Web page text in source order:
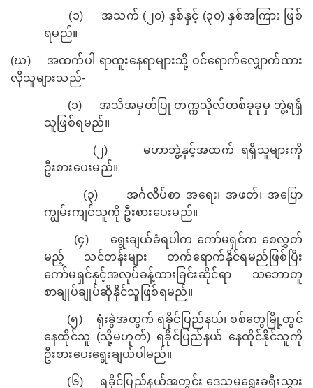
(၁)
အသက် (၂၀) နှစ်နှင့် (၃၀) နှစ်အကြား ဖြစ်
ရမည်။
(ဃ)
အထက်ပါ ရာထူးနေရာများသို့ ဝင်ရောက်လျှောက်ထား
လိုသူများသည်-
(၁)
အသိအမှတ်ပြု တက္ကသိုလ်တစ်ခုခုမှ ဘွဲ့ရရှိ
သူဖြစ်ရမည်။
( ၂)
မဟာဘွဲ့နှင့်အထက် ရရှိသူများကို
ဦးစားပေးမည်။
(၃)
အင်္ဂလိပ်စာ အရေး၊ အဖတ်၊ အပြော
ကျွမ်းကျင်သူကို ဦးစားပေးမည်။
(၄)
ရွေးချယ်ခံရပါက ကော်မရှင်က စေလွှတ်
မည့် သင်တန်းများ တက်ရောက်နိုင်ရမည်ဖြစ်ပြီး
ကော်မရှင်နှင့်အလုပ်ခန့်ထားခြင်းဆိုင်ရာ
သဘောတူ
စာချုပ်ချုပ်ဆိုနိုင်သူ ဖြစ်ရမည်။
(၅)
ရုံးခွဲအတွက် ရခိုင်ပြည်နယ်၊ စစ်တွေမြို့တွင်
နေထိုင်သူ (သို့မဟုတ်) ရခိုင်ပြည်နယ် နေထိုင်နိုင်သူကို
ဦးစားပေးရွေးချယ်ပါမည်။
(၆)
ရခိုင်ပြည်နယ်အတွင်း ဒေသမရွေးခရီးသွား